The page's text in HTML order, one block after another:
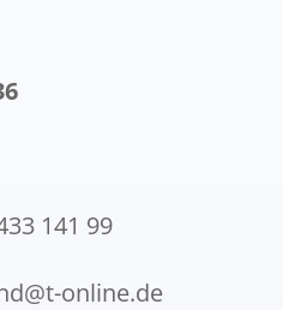
141 99
online.de